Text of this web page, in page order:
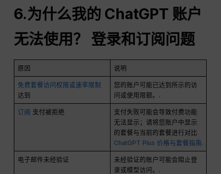
6.为什么我的 ChatGPT 账户
无法使用？ 登录和订阅问题
原因 说明
免费套餐访问权限或速率限制
达到
您的账户可能已达到所示的访
问或使用限额。.
订阅 支付被拒绝
支付失败可能会导致付费功能
无法显示；请将您账户中显示
的套餐与当前的套餐进行对比
ChatGPT Plus 价格与套餐指南.
电子邮件未经验证
未经验证的账户可能会阻止登
录或模型访问。.